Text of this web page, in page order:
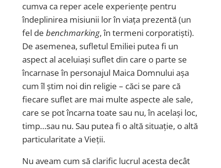
cumva ca reper acele experiențe pentru
îndeplinirea misiunii lor în viața prezentă (un
fel de benchmarking, în termeni corporatiști).
De asemenea, sufletul Emiliei putea fi un
aspect al aceluiași suflet din care o parte se
încarnase în personajul Maica Domnului așa
cum îl știm noi din religie – căci se pare că
fiecare suflet are mai multe aspecte ale sale,
care se pot încarna toate sau nu, în același loc,
timp…sau nu. Sau putea fi o altă situație, o altă
particularitate a Vieții.
Nu aveam cum să clarific lucrul acesta decât